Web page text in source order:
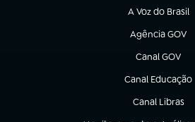
A Voz do Brasil
(abre em nova
Agência GOV
(abre em nova
Canal GOV
(abre em nova
Canal Educação
(abre em nova
Canal Libras
(abre em nova